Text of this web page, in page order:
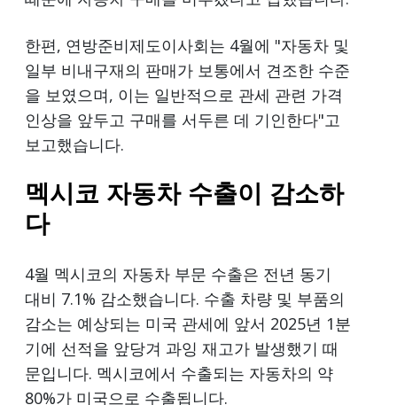
한편, 연방준비제도이사회는 4월에 "자동차 및
일부 비내구재의 판매가 보통에서 견조한 수준
을 보였으며, 이는 일반적으로 관세 관련 가격
인상을 앞두고 구매를 서두른 데 기인한다"고
보고했습니다.
멕시코 자동차 수출이 감소하
다
4월 멕시코의 자동차 부문 수출은 전년 동기
대비 7.1% 감소했습니다. 수출 차량 및 부품의
감소는 예상되는 미국 관세에 앞서 2025년 1분
기에 선적을 앞당겨 과잉 재고가 발생했기 때
문입니다. 멕시코에서 수출되는 자동차의 약
80%가 미국으로 수출됩니다.